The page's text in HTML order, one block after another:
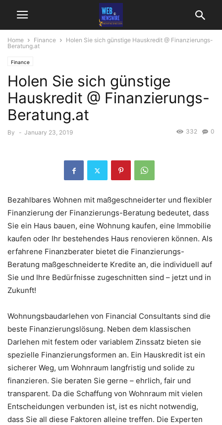
Home Finance
Holen Sie sich günstige Hauskredit @ Finanzierungs-
Beratung.at
Finance
Holen Sie sich günstige
Hauskredit @ Finanzierungs-
Beratung.at
By - January 23, 2019 0
332
Bezahlbares Wohnen mit maßgeschneiderter und flexibler
Finanzierung der Finanzierungs-Beratung bedeutet, dass
Sie ein Haus bauen, eine Wohnung kaufen, eine Immobilie
kaufen oder Ihr bestehendes Haus renovieren können. Als
erfahrene Finanzberater bietet die Finanzierungs-
Beratung maßgeschneiderte Kredite an, die individuell auf
Sie und Ihre Bedürfnisse zugeschnitten sind – jetzt und in
Zukunft!
Wohnungsbaudarlehen von Financial Consultants sind die
beste Finanzierungslösung. Neben dem klassischen
Darlehen mit festem oder variablem Zinssatz bieten sie
spezielle Finanzierungsformen an. Ein Hauskredit ist ein
sicherer Weg, um Wohnraum langfristig und solide zu
finanzieren. Sie beraten Sie gerne – ehrlich, fair und
transparent. Da die Schaffung von Wohnraum mit vielen
Entscheidungen verbunden ist, ist es nicht notwendig,
dass Sie all diese Faktoren alleine treffen. Die Experten